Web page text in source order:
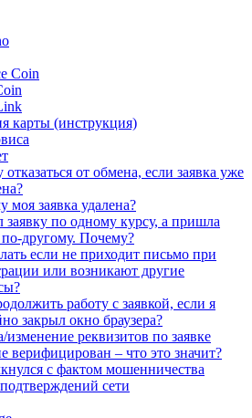
Coin
карты (инструкция)
от обмена, если заявка уже
моя заявка удалена?
заявку по одному курсу, а пришла
другому. Почему?
если не приходит письмо при
или возникают другие
работу с заявкой, если я
закрыл окно браузера?
изменение реквизитов по заявке
верифицирован – что это значит?
с фактом мошенничества
сети